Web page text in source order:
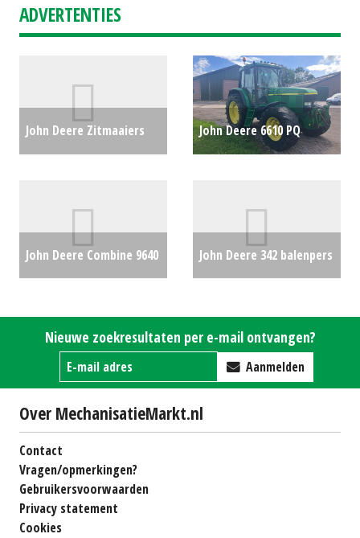
ADVERTENTIES
John Deere Zitmaaiers
John Deere 6610 PQ
John Deere Combine 9640
John Deere 342 balenpers
Nieuwe zoekresultaten per e-mail ontvangen?
Aanmelden
Over MechanisatieMarkt.nl
Contact
Vragen/opmerkingen?
Gebruikersvoorwaarden
Privacy statement
Cookies